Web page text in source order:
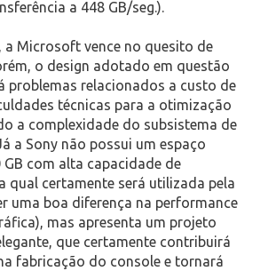
a 448 GB/seg.).
a Microsoft vence no quesito de
o design adotado em questão
problemas relacionados a custo de
técnicas para a otimização
a complexidade do subsistema de
a Sony não possui um espaço
GB com alta capacidade de
qual certamente será utilizada pela
uma boa diferença na performance
mas apresenta um projeto
que certamente contribuirá
fabricação do console e tornará